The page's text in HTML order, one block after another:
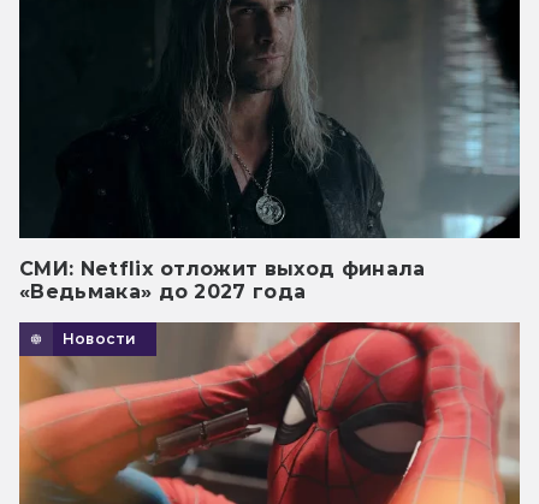
СМИ: Netflix отложит выход финала
«Ведьмака» до 2027 года
Новости